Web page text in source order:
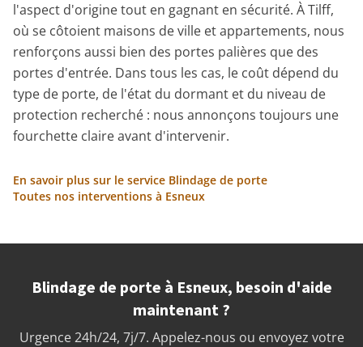
l'aspect d'origine tout en gagnant en sécurité. À Tilff,
où se côtoient maisons de ville et appartements, nous
renforçons aussi bien des portes palières que des
portes d'entrée. Dans tous les cas, le coût dépend du
type de porte, de l'état du dormant et du niveau de
protection recherché : nous annonçons toujours une
fourchette claire avant d'intervenir.
En savoir plus sur le service Blindage de porte
Toutes nos interventions à Esneux
Blindage de porte à Esneux, besoin d'aide
maintenant ?
Urgence 24h/24, 7j/7. Appelez-nous ou envoyez votre